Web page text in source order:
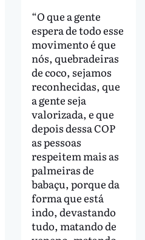
“O que a gente
espera de todo esse
movimento é que
nós, quebradeiras
de coco, sejamos
reconhecidas, que
a gente seja
valorizada, e que
depois dessa COP
as pessoas
respeitem mais as
palmeiras de
babaçu, porque da
forma que está
indo, devastando
tudo, matando de